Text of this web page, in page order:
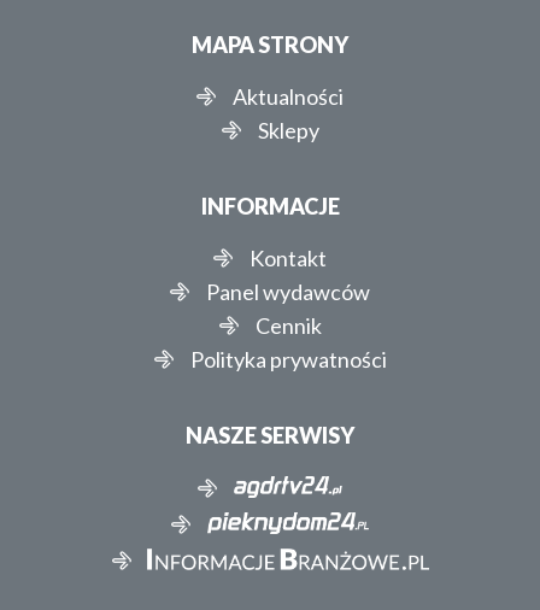
MAPA STRONY
Aktualności
Sklepy
INFORMACJE
Kontakt
Panel wydawców
Cennik
Polityka prywatności
NASZE SERWISY